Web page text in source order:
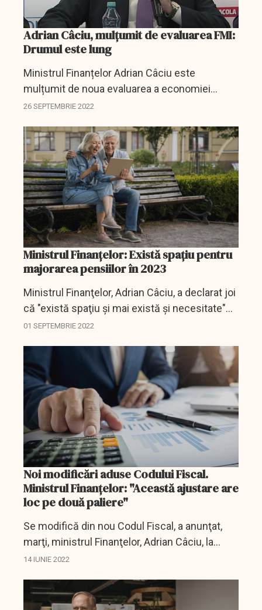
Adrian Câciu, mulțumit de evaluarea FMI:
Drumul este lung
Ministrul Finanțelor Adrian Câciu este
mulțumit de noua evaluarea a economiei
românești de către Fondul Monetar
26 SEPTEMBRIE 2022
Ministrul Finanțelor: Există spațiu pentru
majorarea pensiilor în 2023
Ministrul Finanţelor, Adrian Câciu, a declarat joi
că "există spaţiu şi mai există şi necesitate"
pentru majorarea pensiilor anul viitor, însă nu a
01 SEPTEMBRIE 2022
Noi modificări aduse Codului Fiscal.
Ministrul Finanţelor: "Această ajustare are
loc pe două paliere"
Se modifică din nou Codul Fiscal, a anunţat,
marţi, ministrul Finanţelor, Adrian Câciu, la
Parlament. Săptămâna aceasta coaliţia va ieşi
14 IUNIE 2022